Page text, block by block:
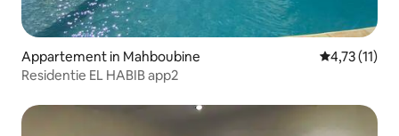
Appartement in Mahboubine Gemiddelde
4,73 (11)
Residentie EL HABIB app2